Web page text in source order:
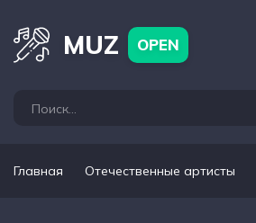
MUZ OPEN
Главная Отечественные артисты
артисты Популярные подборки